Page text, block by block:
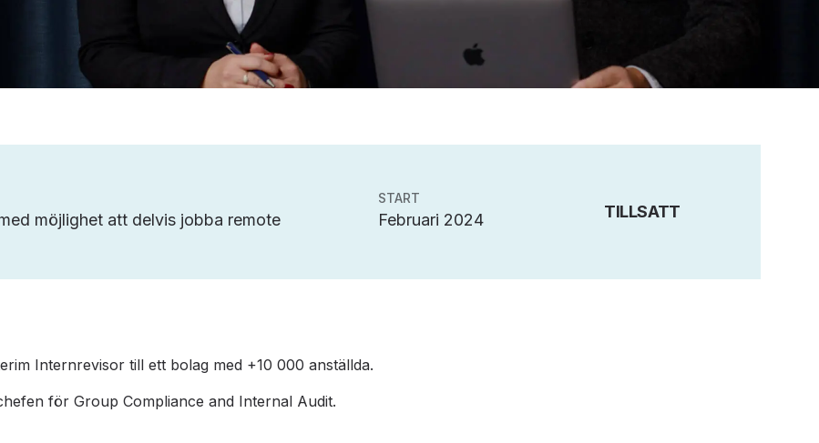
möjlighet att delvis jobba remote
START
Februari 2024 TILLSATT
Internrevisor till ett bolag med +10 000 anställda.
för Group Compliance and Internal Audit.